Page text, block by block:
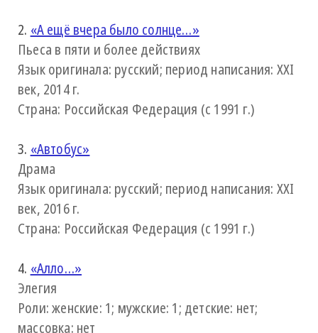
2. «А ещё вчера было солнце…»
Пьеса в пяти и более действиях
Язык оригинала: русский; период написания: XXI
век, 2014 г.
Страна: Российская Федерация (с 1991 г.)
3. «Автобус»
Драма
Язык оригинала: русский; период написания: XXI
век, 2016 г.
Страна: Российская Федерация (с 1991 г.)
4. «Алло…»
Элегия
Роли: женские: 1; мужские: 1; детские: нет;
массовка: нет